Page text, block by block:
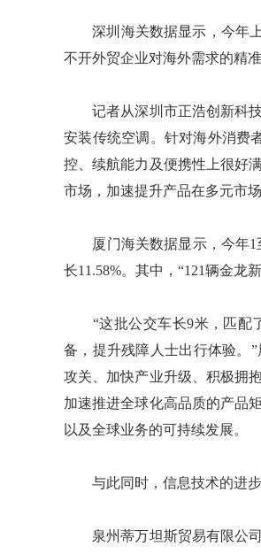
深圳海关数据显示，今年上
不开外贸企业对海外需求的精准
记者从深圳市正浩创新科技
安装传统空调。针对海外消费
控、续航能力及便携性上很好
市场，加速提升产品在多元市场
厦门海关数据显示，今年1
长11.58%。其中，“121辆金龙
“这批公交车长9米，匹配了
备，提升残障人士出行体验。
攻关、加快产业升级、积极拥
加速推进全球化高品质的产品
以及全球业务的可持续发展。
与此同时，信息技术的进步
泉州蒂万坦斯贸易有限公司